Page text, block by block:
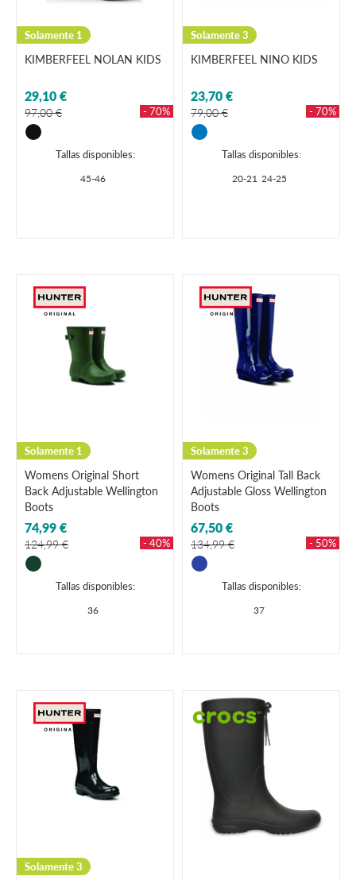
Solamente 1
KIMBERFEEL NOLAN KIDS
29,10 €
97,00 € - 70%
Tallas disponibles:
45-46
Solamente 3
KIMBERFEEL NINO KIDS
23,70 €
79,00 € - 70%
Tallas disponibles:
20-21 24-25
Solamente 1
Womens Original Short
Back Adjustable Wellington
Boots
74,99 €
124,99 € - 40%
Tallas disponibles:
36
Solamente 3
Womens Original Tall Back
Adjustable Gloss Wellington
Boots
67,50 €
134,99 € - 50%
Tallas disponibles:
37
Solamente 3